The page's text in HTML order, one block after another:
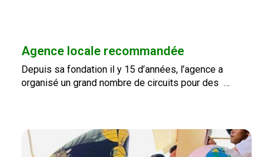
Agence locale recommandée
Depuis sa fondation il y 15 d’années, l’agence a
organisé un grand nombre de circuits pour des …